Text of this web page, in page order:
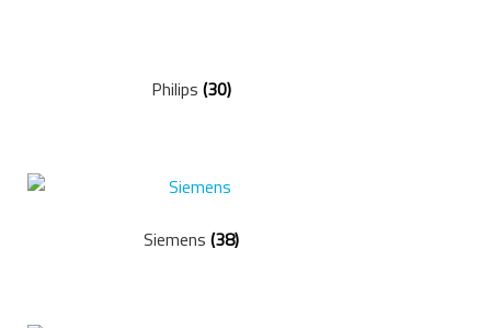
Philips (30)
Siemens (38)